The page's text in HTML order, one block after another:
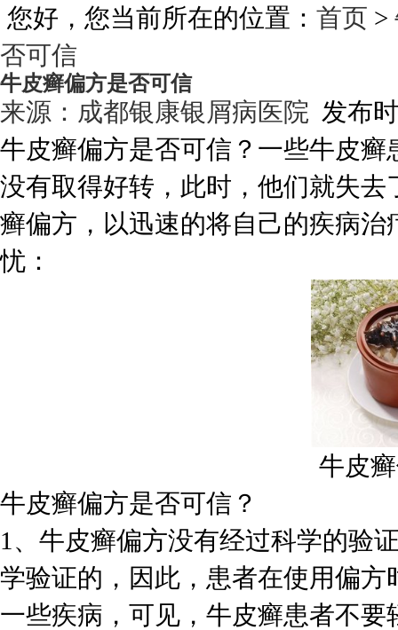
您好，您当前所在的位置： 首页 >
否可信
牛皮癣偏方是否可信
来源： 成都银康银屑病医院 发布
牛皮癣偏方是否可信？一些牛皮
没有取得好转，此时，他们就失
癣偏方，以迅速的将自己的疾病
忧：
牛皮
牛皮癣偏方是否可信？
1、牛皮癣偏方没有经过科学的验
学验证的，因此，患者在使用偏
一些疾病，可见，牛皮癣患者不